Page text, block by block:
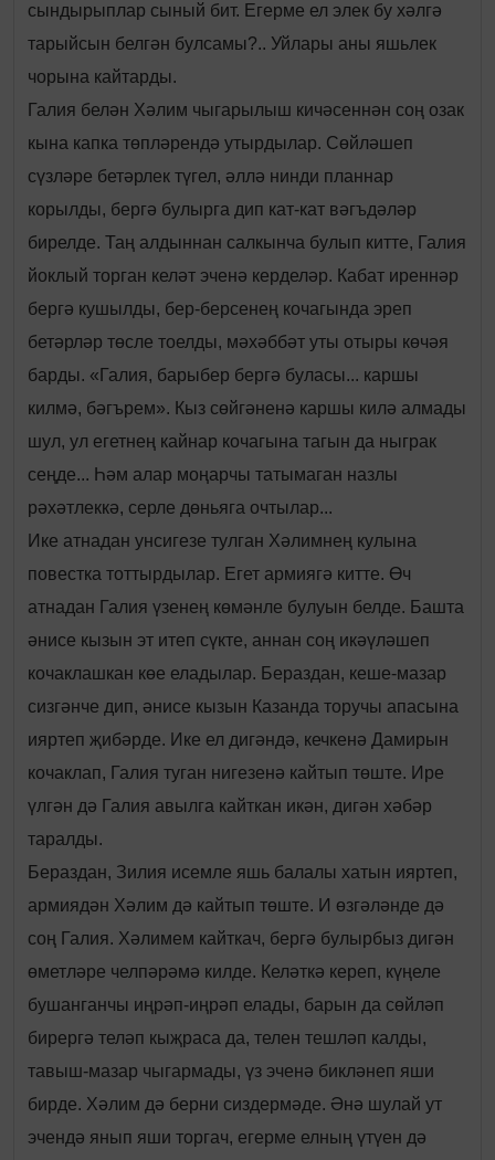
сындырыплар сыный бит. Егерме ел элек бу хәлгә
тарыйсын белгән булсамы?.. Уйлары аны яшьлек
чорына кайтарды.
Галия белән Хәлим чыгарылыш кичәсеннән соң озак
кына капка төпләрендә утырдылар. Сөйләшеп
сүзләре бетәрлек түгел, әллә нинди планнар
корылды, бергә булырга дип кат-кат вәгъдәләр
бирелде. Таң алдыннан салкынча булып китте, Галия
йоклый торган келәт эченә керделәр. Кабат иреннәр
бергә кушылды, бер-берсенең кочагында эреп
бетәрләр төсле тоелды, мәхәббәт уты отыры көчәя
барды. «Галия, барыбер бергә буласы... каршы
килмә, бәгърем». Кыз сөйгәненә каршы килә алмады
шул, ул егетнең кайнар кочагына тагын да ныграк
сеңде... Һәм алар моңарчы татымаган назлы
рәхәтлеккә, серле дөньяга очтылар...
Ике атнадан унсигезе тулган Хәлимнең кулына
повестка тоттырдылар. Егет армиягә китте. Өч
атнадан Галия үзенең көмәнле булуын белде. Башта
әнисе кызын эт итеп сүкте, аннан соң икәүләшеп
кочаклашкан көе еладылар. Бераздан, кеше-мазар
сизгәнче дип, әнисе кызын Казанда торучы апасына
ияртеп җибәрде. Ике ел дигәндә, кечкенә Дамирын
кочаклап, Галия туган нигезенә кайтып төште. Ире
үлгән дә Галия авылга кайткан икән, дигән хәбәр
таралды.
Бераздан, Зилия исемле яшь балалы хатын ияртеп,
армиядән Хәлим дә кайтып төште. И өзгәләнде дә
соң Галия. Хәлимем кайткач, бергә булырбыз дигән
өметләре челпәрәмә килде. Келәткә кереп, күңеле
бушанганчы иңрәп-иңрәп елады, барын да сөйләп
бирергә теләп кыҗраса да, телен тешләп калды,
тавыш-мазар чыгармады, үз эченә бикләнеп яши
бирде. Хәлим дә берни сиздермәде. Әнә шулай ут
эчендә янып яши торгач, егерме елның үтүен дә